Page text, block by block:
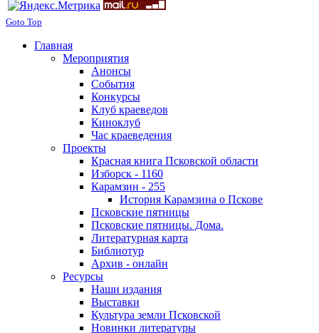
Goto Top
Главная
Мероприятия
Анонсы
События
Конкурсы
Клуб краеведов
Киноклуб
Час краеведения
Проекты
Красная книга Псковской области
Изборск - 1160
Карамзин - 255
История Карамзина о Пскове
Псковские пятницы
Псковские пятницы. Дома.
Литературная карта
Библиотур
Архив - онлайн
Ресурсы
Наши издания
Выставки
Культура земли Псковской
Новинки литературы